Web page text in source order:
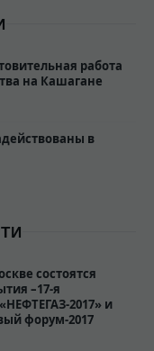
работа
на Кашагане
в
состоятся
–17-я
2017» и
форум-2017